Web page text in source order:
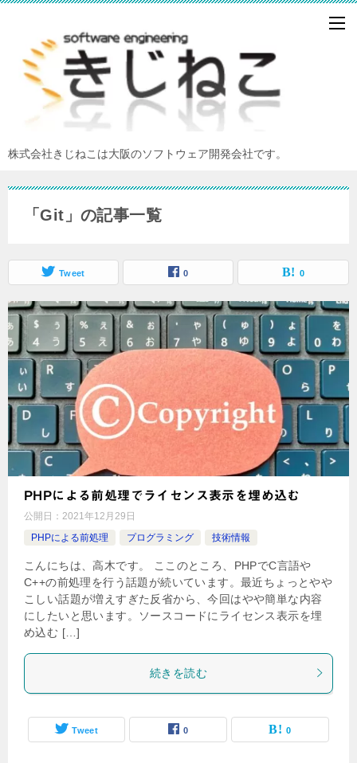
株式会社きじねこは大阪のソフトウェア開発会社です。
「Git」の記事一覧
Tweet 0 0
PHPによる前処理でライセンス表示を埋め込む
公開日： 2021年12月29日
PHPによる前処理
プログラミング 技術情報
こんにちは、高木です。 ここのところ、PHPでC言語や
C++の前処理を行う話題が続いています。最近ちょっとやや
こしい話題が増えすぎた反省から、今回はやや簡単な内容
にしたいと思います。ソースコードにライセンス表示を埋
め込む […]
続きを読む
Tweet 0 0